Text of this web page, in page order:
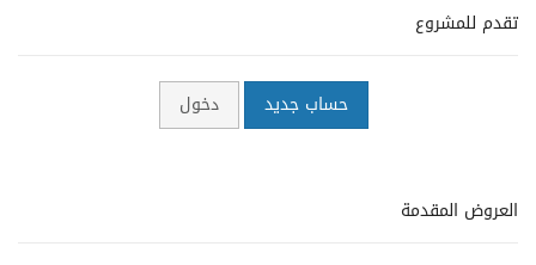
تقدم للمشروع
حساب جديد دخول
العروض المقدمة